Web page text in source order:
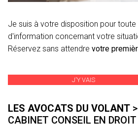
Je suis à votre disposition pour toute
d'information concernant votre
Réservez sans attendre votre
J'Y VAIS
LES AVOCATS DU VOLANT
CABINET CONSEIL EN